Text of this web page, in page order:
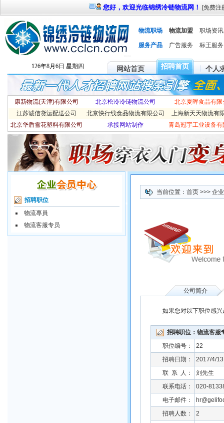
您好，欢迎光临锦绣冷链物流网！ [免费注
物流职场 物流加盟 职场资讯
服务产品 广告服务 标王服务
126年8月6日 星期四 网站首页 招聘首页 个人
康新物流(天津)有限公司 北京松冷冷链物流公司
北京夏晖食品有限
江苏诚信货运配送公司
北京快行线食品物流有限公司
上海新天天物流有
北京华盾雪花塑料有限公司
承接网站制作 青岛冠宇工业设备有
招聘职位
物流專員
物流客服专员
当前位置： 首页>>> 企
公司简介
如果您对以下职位感兴
招聘职位：物流客服
职位编号：
22
招聘日期：
2017/4/
联 系 人：
刘先生
联系电话：
020-
电子邮件：
招聘人数：
2